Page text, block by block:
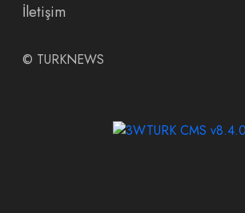
İletişim
© TURKNEWS